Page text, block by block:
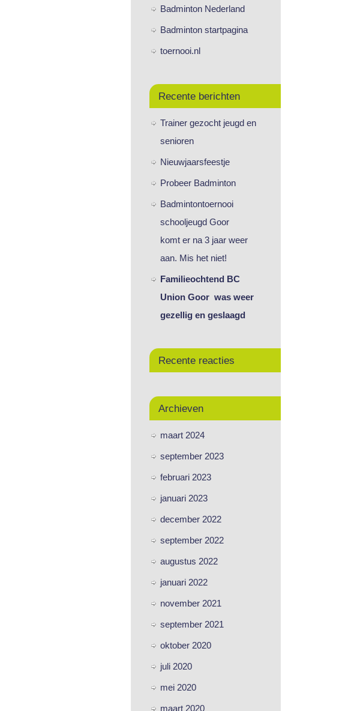
Badminton Nederland
Badminton startpagina
toernooi.nl
Recente berichten
Trainer gezocht jeugd en
senioren
Nieuwjaarsfeestje
Probeer Badminton
Badmintontoernooi
schooljeugd Goor
komt er na 3 jaar weer
aan. Mis het niet!
Familieochtend BC
Union Goor was weer
gezellig en geslaagd
Recente reacties
Archieven
maart 2024
september 2023
februari 2023
januari 2023
december 2022
september 2022
augustus 2022
januari 2022
november 2021
september 2021
oktober 2020
juli 2020
mei 2020
maart 2020